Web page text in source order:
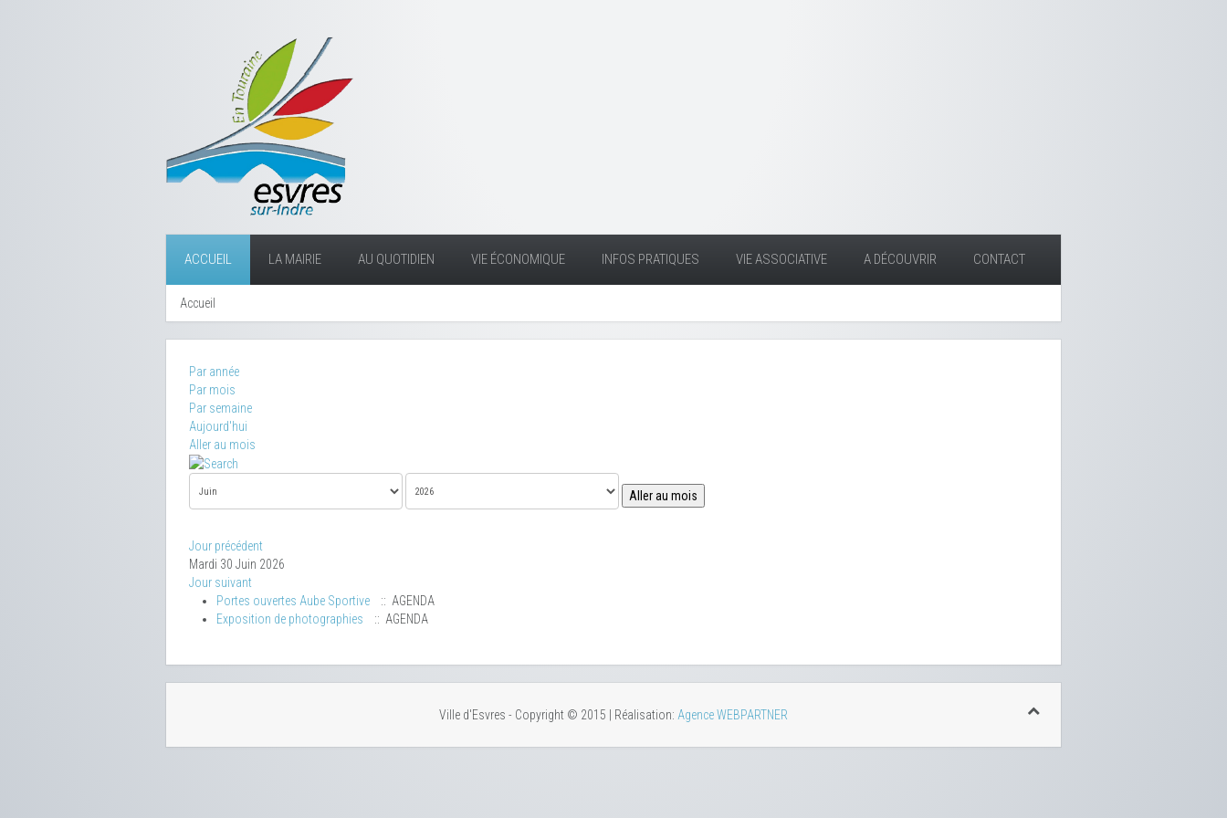
ACCUEIL LA MAIRIE AU QUOTIDIEN VIE ÉCONOMIQUE INFOS PRATIQUES VIE ASSOCIATIVE A DÉCOUVRIR CONTACT
Accueil
Par année
Par mois
Par semaine
Aujourd'hui
Aller au mois
Aller au mois
Jour précédent
Mardi 30 Juin 2026
Jour suivant
Portes ouvertes Aube Sportive
:: AGENDA
Exposition de photographies
:: AGENDA
Ville d'Esvres - Copyright © 2015 | Réalisation: Agence WEBPARTNER